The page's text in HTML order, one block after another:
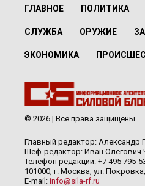
ГЛАВНОЕ ПОЛИТИКА
СЛУЖБА ОРУЖИЕ
ЭКОНОМИКА
© 2026 | Все права защищены
Главный редактор: Александр
Шеф-редактор: Иван Олегович
Телефон редакции: +7 495 795-
101000, г. Москва, ул.
E-mail: info@sila-rf.ru